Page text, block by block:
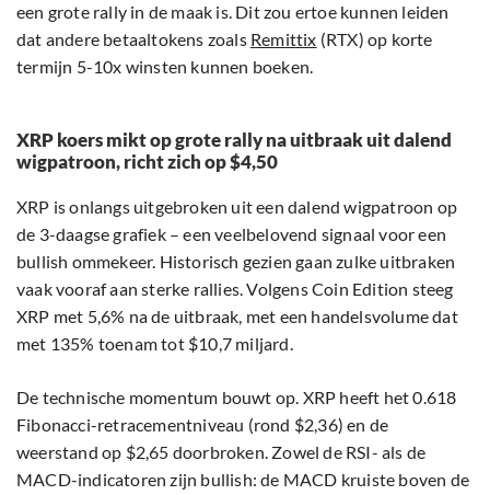
een grote rally in de maak is. Dit zou ertoe kunnen leiden
dat andere betaaltokens zoals Remittix (RTX) op korte
termijn 5-10x winsten kunnen boeken.
XRP koers mikt op grote rally na uitbraak uit dalend
wigpatroon, richt zich op $4,50
XRP is onlangs uitgebroken uit een dalend wigpatroon op
de 3-daagse grafiek – een veelbelovend signaal voor een
bullish ommekeer. Historisch gezien gaan zulke uitbraken
vaak vooraf aan sterke rallies. Volgens Coin Edition steeg
XRP met 5,6% na de uitbraak, met een handelsvolume dat
met 135% toenam tot $10,7 miljard.
De technische momentum bouwt op. XRP heeft het 0.618
Fibonacci-retracementniveau (rond $2,36) en de
weerstand op $2,65 doorbroken. Zowel de RSI- als de
MACD-indicatoren zijn bullish: de MACD kruiste boven de